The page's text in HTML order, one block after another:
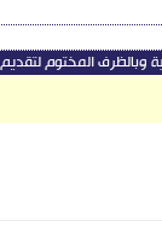
المختوم